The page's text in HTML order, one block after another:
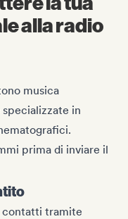
alla radio
musica
in
prima di inviare il
contatti tramite